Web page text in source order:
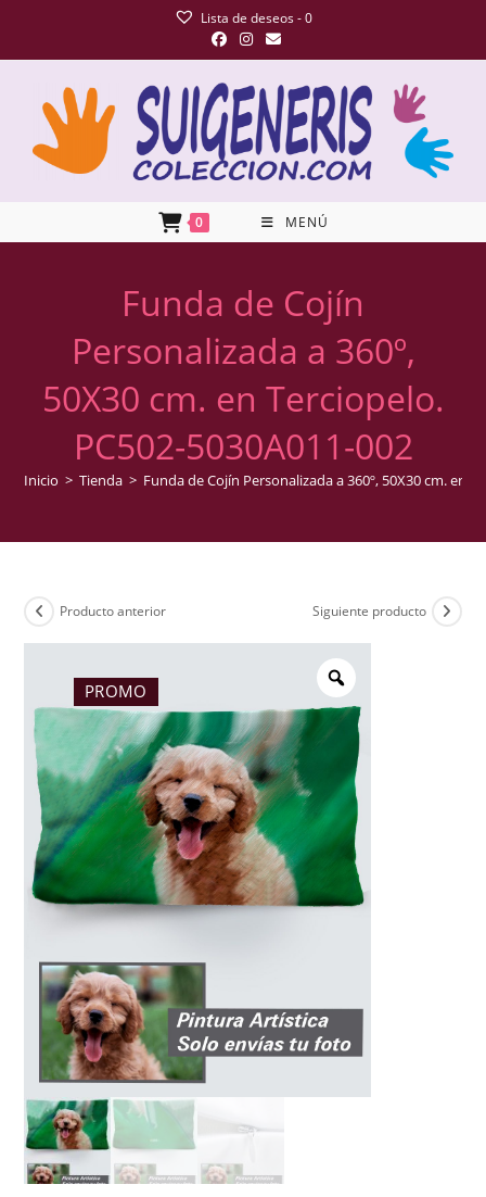
Lista de deseos -0
0 MENÚ
Funda de Cojín
Personalizada a 360º,
50X30 cm. en Terciopelo.
PC502-5030A011-002
Inicio > Tienda > Funda de Cojín Personalizada a 360º, 50X30 cm. en
PROMO
Producto anterior Siguiente producto